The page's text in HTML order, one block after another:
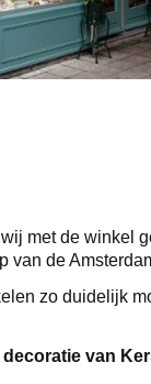
met de winkel
van de
zo duidelijk
van